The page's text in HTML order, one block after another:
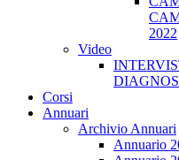
2022
Video
Corsi
Annuari
Archivio Annuari
Annuario